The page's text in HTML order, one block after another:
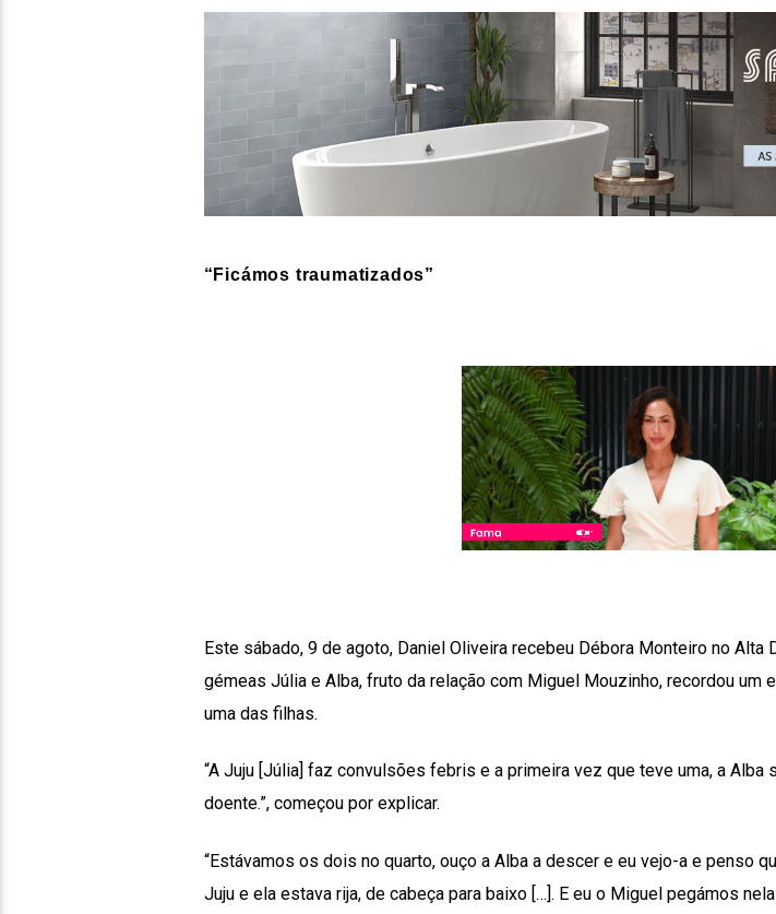
“Ficámos traumatizados”
Este sábado, 9 de agoto, Daniel Oliveira recebeu Débora Monteiro no Alta
gémeas Júlia e Alba, fruto da relação com Miguel Mouzinho, recordou um
uma das filhas.
“A Juju [Júlia] faz convulsões febris e a primeira vez que teve uma, a Alba
doente.”, começou por explicar.
“Estávamos os dois no quarto, ouço a Alba a descer e eu vejo-a e penso
Juju e ela estava rija, de cabeça para baixo […]. E eu o Miguel pegámos